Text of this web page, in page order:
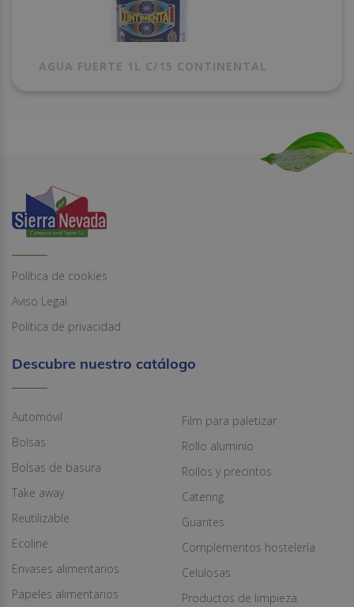
AGUA FUERTE 1L C/15 CONTINENTAL
Política de cookies
Aviso Legal
Política de privacidad
Descubre nuestro catálogo
Automóvil
Bolsas
Bolsas de basura
Take away
Reutilizable
Ecoline
Envases alimentarios
Papeles alimentarios
Film para paletizar
Rollo aluminio
Rollos y precintos
Catering
Guantes
Complementos hostelería
Celulosas
Productos de limpieza